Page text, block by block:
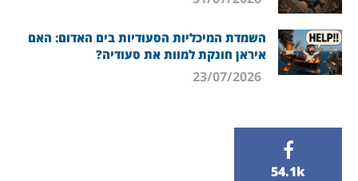
השמדת המיכליות הסעודיות בים האדום: האם
איראן חונקת למוות את סעודיה?
54.1k